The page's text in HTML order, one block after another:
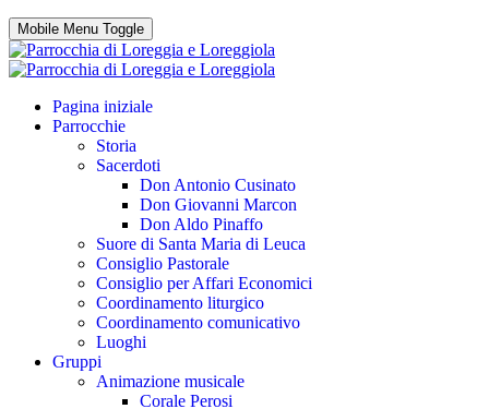
Mobile Menu Toggle
Pagina iniziale
Parrocchie
Storia
Sacerdoti
Don Antonio Cusinato
Don Giovanni Marcon
Don Aldo Pinaffo
Suore di Santa Maria di Leuca
Consiglio Pastorale
Consiglio per Affari Economici
Coordinamento liturgico
Coordinamento comunicativo
Luoghi
Gruppi
Animazione musicale
Corale Perosi